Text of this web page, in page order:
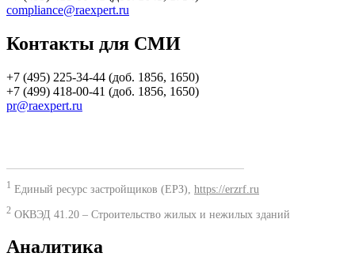
compliance@raexpert.ru
Контакты для СМИ
+7 (495) 225-34-44 (доб. 1856, 1650)
+7 (499) 418-00-41 (доб. 1856, 1650)
pr@raexpert.ru
1 Единый ресурс застройщиков (ЕРЗ), https://erzrf.ru
2 ОКВЭД 41.20 – Строительство жилых и нежилых зданий
Аналитика